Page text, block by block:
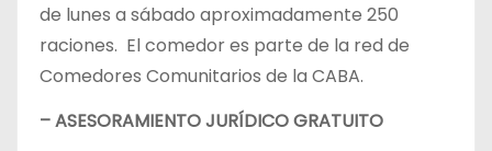
de lunes a sábado aproximadamente 250
raciones. El comedor es parte de la red de
Comedores Comunitarios de la CABA.
– ASESORAMIENTO JURÍDICO GRATUITO